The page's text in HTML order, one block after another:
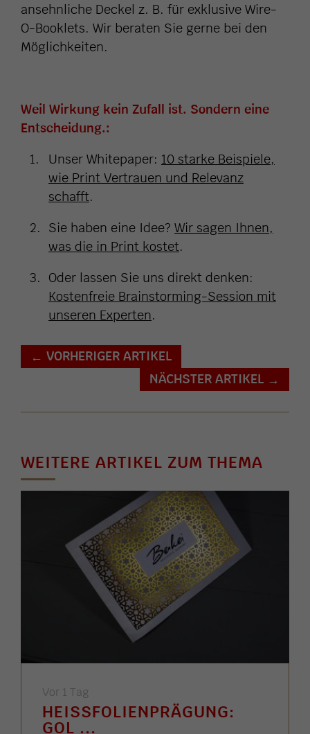
ansehnliche Deckel z. B. für exklusive Wire-
O-Booklets. Wir beraten Sie gerne bei den
Möglichkeiten.
Weil Wirkung kein Zufall ist. Sondern eine
Entscheidung.:
Unser Whitepaper: 10 starke Beispiele,
wie Print Vertrauen und Relevanz
schafft.
Sie haben eine Idee? Wir sagen Ihnen,
was die in Print kostet.
Oder lassen Sie uns direkt denken:
Kostenfreie Brainstorming-Session mit
unseren Experten.
← VORHERIGER ARTIKEL
NÄCHSTER ARTIKEL →
WEITERE ARTIKEL ZUM THEMA
Vor 1 Tag
HEISSFOLIENPRÄGUNG: G
OL ...